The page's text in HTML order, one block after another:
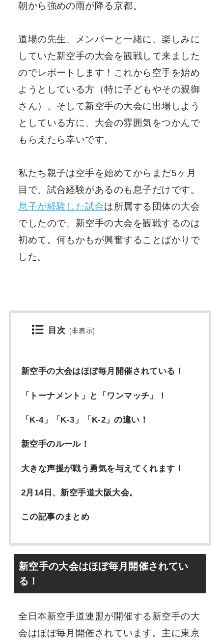
朝から強めの雨が降る京都。
道場の先生、メンバーと一緒に、楽しみに
していた新空手の大会を観戦して来ました
のでレポートします！これから空手を始め
ようとしている方（特に子どもやその親御
さん）、そして新空手の大会に出場しよう
としている方に、大会の雰囲気をつかんで
もらえたら幸いです。
私たち親子は空手を始めてからまだ5ヶ月
目で、試合経験があるのも息子だけです。
息子が経験した試合は所属する団体の大会
でしたので、新空手の大会を観戦するのは
初めて。何もかもが興奮することばかりで
した。
目次 [非表示]
新空手の大会はほぼ毎月開催されている！
「トーナメント」と「ワンマッチ」！
「K-4」「K-3」「K-2」の違い！
新空手のルール！
大きな声援が戦う勇気を与えてくれます！
2月14日、新空手道大阪大会。
この記事のまとめ
新空手の大会はほぼ毎月開催されてい
る！
全日本新空手道連盟が開催する新空手の大
会はほぼ毎月開催されています。主に東京